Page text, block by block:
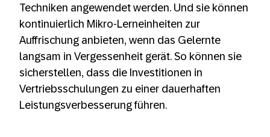
Techniken angewendet werden. Und sie können
kontinuierlich Mikro-Lerneinheiten zur
Auffrischung anbieten, wenn das Gelernte
langsam in Vergessenheit gerät. So können sie
sicherstellen, dass die Investitionen in
Vertriebsschulungen zu einer dauerhaften
Leistungsverbesserung führen.